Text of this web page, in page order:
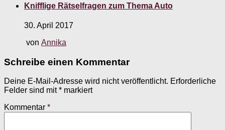
Knifflige Rätselfragen zum Thema Auto
30. April 2017
von Annika
Schreibe einen Kommentar
Deine E-Mail-Adresse wird nicht veröffentlicht. Erforderliche
Felder sind mit* markiert
Kommentar *